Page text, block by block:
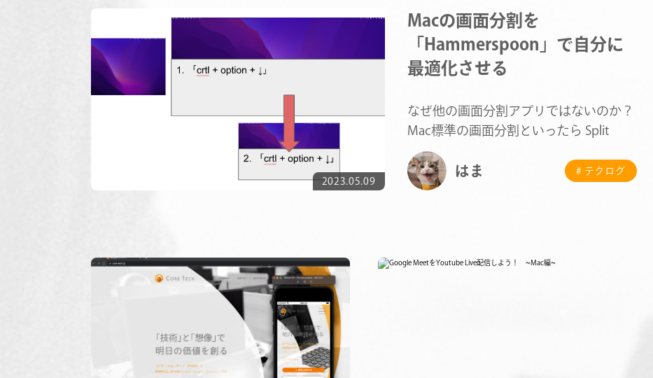
COMPANY
STAFF BLOG
2023.05.09
Macの画面分割を
「Hammerspoon」で自分に
最適化させる
なぜ他の画面分割アプリではないのか？
Mac標準の画面分割といったら Split
View ですが、…
はま # テクログ